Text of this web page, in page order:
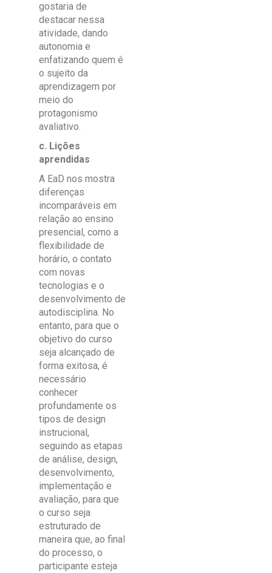
gostaria de
destacar nessa
atividade, dando
autonomia e
enfatizando quem é
o sujeito da
aprendizagem por
meio do
protagonismo
avaliativo.
c. Lições
aprendidas
A EaD nos mostra
diferenças
incomparáveis em
relação ao ensino
presencial, como a
flexibilidade de
horário, o contato
com novas
tecnologias e o
desenvolvimento de
autodisciplina. No
entanto, para que o
objetivo do curso
seja alcançado de
forma exitosa, é
necessário
conhecer
profundamente os
tipos de design
instrucional,
seguindo as etapas
de análise, design,
desenvolvimento,
implementação e
avaliação, para que
o curso seja
estruturado de
maneira que, ao final
do processo, o
participante esteja